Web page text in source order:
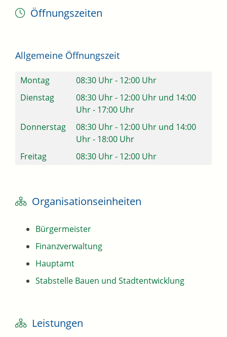
Öffnungszeiten
Allgemeine Öffnungszeit
Montag 08:30 Uhr- 12:00 Uhr
Dienstag
08:30 Uhr- 12:00 Uhr und 14:00
Uhr- 17:00 Uhr
Donnerstag
08:30 Uhr- 12:00 Uhr und 14:00
Uhr- 18:00 Uhr
Freitag
08:30 Uhr- 12:00 Uhr
Organisationseinheiten
Bürgermeister
Finanzverwaltung
Hauptamt
Stabstelle Bauen und Stadtentwicklung
Leistungen